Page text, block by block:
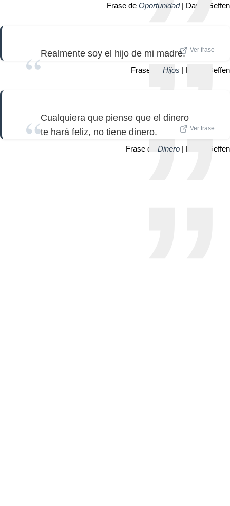
Frase de Oportunidad| David Geffen
Realmente soy el hijo de mi madre. Ver frase
Frase de Hijos | David Geffen
Cualquiera que piense que el dinero
te hará feliz, no tiene dinero.
Ver frase
Frase de Dinero | David Geffen